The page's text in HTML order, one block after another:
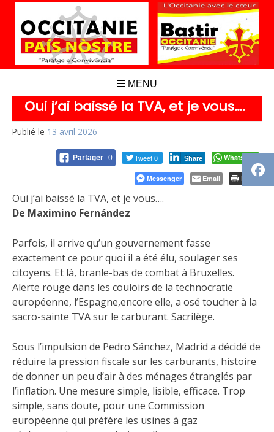
Aller
contenu
MENU
Oui j’ai baissé la TVA, et je vous….
Publié le 13 avril 2026
Partager 0 Tweet 0 Share Whatsapp
Messenger Email Print
Oui j’ai baissé la TVA, et je vous….
De Maximino Fernández
Parfois, il arrive qu’un gouvernement fasse
exactement ce pour quoi il a été élu, soulager ses
citoyens. Et là, branle-bas de combat à Bruxelles.
Alerte rouge dans les couloirs de la technocratie
européenne, l’Espagne,encore elle, a osé toucher à la
sacro-sainte TVA sur le carburant. Sacrilège.
Sous l’impulsion de Pedro Sánchez, Madrid a décidé de
réduire la pression fiscale sur les carburants, histoire
de donner un peu d’air à des ménages étranglés par
l’inflation. Une mesure simple, lisible, efficace. Trop
simple, sans doute, pour une Commission
européenne qui préfère les usines à gaz